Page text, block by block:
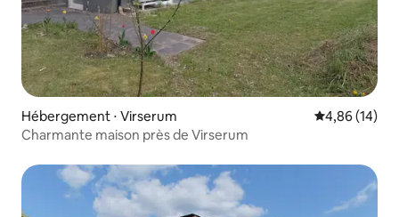
Hébergement ⋅ Virserum Évaluation
4,86 (14)
Charmante maison près de Virserum